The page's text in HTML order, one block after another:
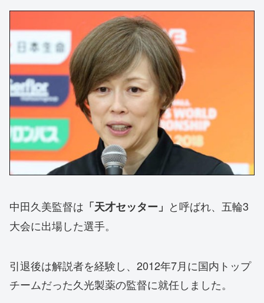
中田久美監督は 「天才セッター」 と呼ばれ、五輪3
大会に出場した選手。
引退後は解説者を経験し、2012年7月に国内トップ
チームだった久光製薬の監督に就任しました。